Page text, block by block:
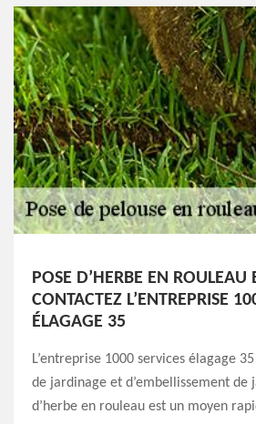
POSE D’HERBE EN
CONTACTEZ L’ENTREPRISE
ÉLAGAGE 35
L’entreprise 1000 services élagage
de jardinage et d’embellissement de
d’herbe en rouleau est un moyen